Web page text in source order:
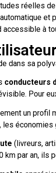
réelles
et
accessible à
dans sa
conducteurs
Pour
un profil
économies
(livreurs,
km par an, ils